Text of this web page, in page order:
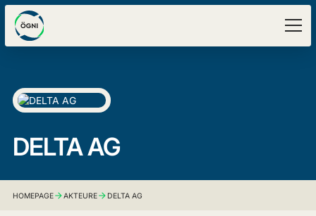
DELTA AG
HOMEPAGE AKTEURE DELTA AG